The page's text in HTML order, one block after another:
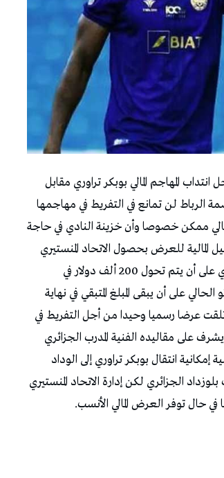
المهاجم المالي بوبكر تراوري مقابل
الرباط لن تمانع في التفريط في مهاجمها
ممكن خصوصا وأن خزينة النادي في حاجة
المالية للعرض بحصول الاتحاد المنستيري
على 250 ألف دولار مباشرة عند انتقال المهاجم خلال الميركاتو الشتوي على أن يتم تحول 200 ألف دولار في
ألف دولار خلال الميركاتو الحالي على أن يبقى المبلغ المتبقي في نهاية
عرضا رسميا وحيدا من أجل التفريط في
على مقاليده الفنية المدرب الجزائري
انتقال بوبكر تراوري إلى الوداد
الجزائري لكن إدارة الاتحاد المنستيري
حال توفر العرض المالي الأنسب.